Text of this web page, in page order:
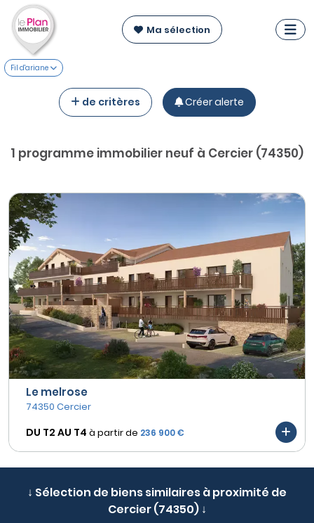
Ma sélection
Fil d'ariane
de critères Créer alerte
1 programme immobilier neuf à Cercier (74350)
Le melrose
74350 Cercier
DU T2 AU T4 à partir de 236 900 €
↓ Sélection de biens similaires à proximité de
Cercier (74350) ↓